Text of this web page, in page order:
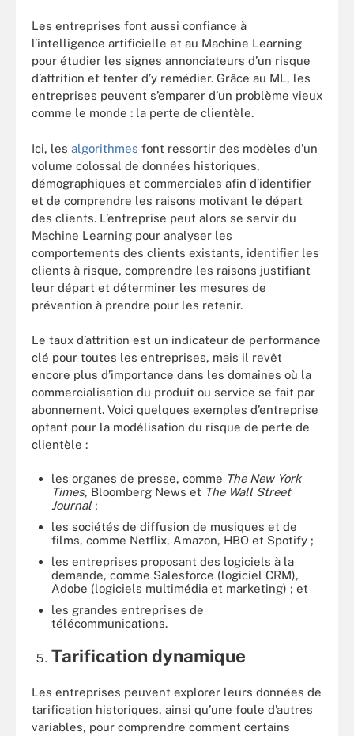
Les entreprises font aussi confiance à
l’intelligence artificielle et au Machine Learning
pour étudier les signes annonciateurs d’un risque
d’attrition et tenter d’y remédier. Grâce au ML, les
entreprises peuvent s’emparer d’un problème vieux
comme le monde : la perte de clientèle.
Ici, les algorithmes font ressortir des modèles d’un
volume colossal de données historiques,
démographiques et commerciales afin d’identifier
et de comprendre les raisons motivant le départ
des clients. L’entreprise peut alors se servir du
Machine Learning pour analyser les
comportements des clients existants, identifier les
clients à risque, comprendre les raisons justifiant
leur départ et déterminer les mesures de
prévention à prendre pour les retenir.
Le taux d’attrition est un indicateur de performance
clé pour toutes les entreprises, mais il revêt
encore plus d’importance dans les domaines où la
commercialisation du produit ou service se fait par
abonnement. Voici quelques exemples d’entreprise
optant pour la modélisation du risque de perte de
clientèle :
les organes de presse, comme The New York
Times, Bloomberg News et The Wall Street
Journal;
les sociétés de diffusion de musiques et de
films, comme Netflix, Amazon, HBO et Spotify ;
les entreprises proposant des logiciels à la
demande, comme Salesforce (logiciel CRM),
Adobe (logiciels multimédia et marketing) ; et
les grandes entreprises de
télécommunications.
Tarification dynamique
Les entreprises peuvent explorer leurs données de
tarification historiques, ainsi qu’une foule d’autres
variables, pour comprendre comment certains